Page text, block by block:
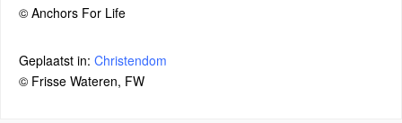
© Anchors For Life
Geplaatst in: Christendom
© Frisse Wateren, FW